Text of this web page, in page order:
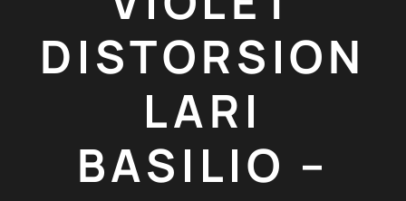
DISTORSION
LARI
BASILIO –